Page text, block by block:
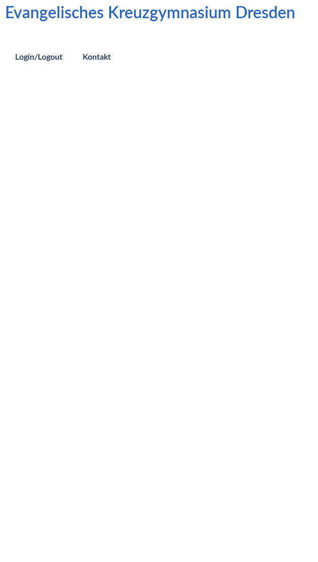
Evangelisches Kreuzgymnasium Dresden
Login/Logout Kontakt